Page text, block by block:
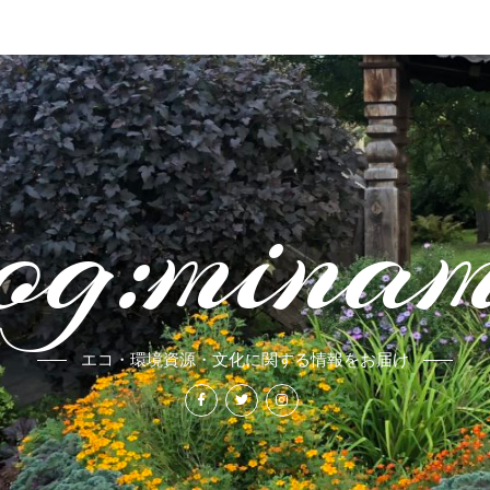
エコ・環境資源・文化に関する情報をお届け